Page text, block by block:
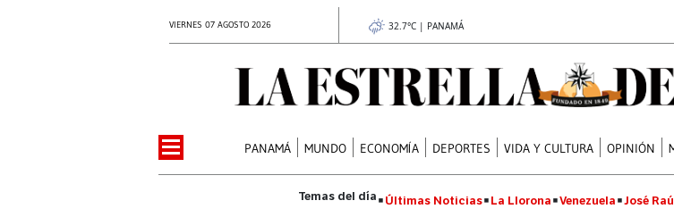
VIERNES 07 AGOSTO 2026 32.7°C | PANAMÁ
PANAMÁ MUNDO ECONOMÍA DEPORTES VIDA Y CULTURA OPINIÓN
Últimas Noticias La Llorona Venezuela José